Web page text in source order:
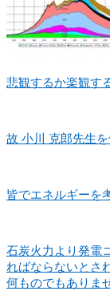
悲観するか楽観す
故 小川 克郎先生
皆でエネルギー
石炭火力より発電
ればならないとさ
何ものでもありま